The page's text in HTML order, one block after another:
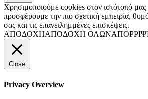
Χρησιμοποιούμε cookies στον ιστότοπό μας
προσφέρουμε την πιο σχετική εμπειρία,
σας και τις επανειλημμένες επισκέψεις.
ΑΠΟΔΟΧΗΑΠΟΔΟΧΗ ΟΛΩΝ
Close
Privacy Overview